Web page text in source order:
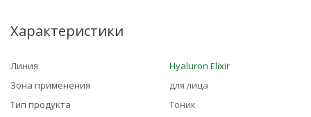
Характеристики
Линия
Hyaluron Elixir
Зона применения
для лица
Тип продукта
Тоник